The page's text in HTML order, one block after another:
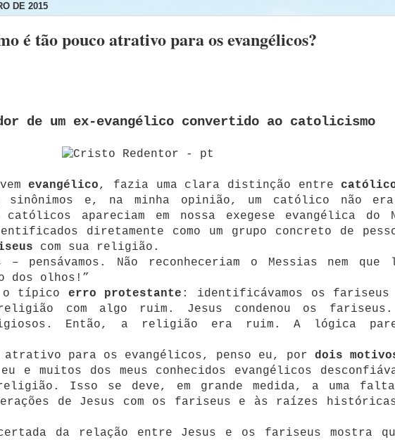
DE 2015
é tão pouco atrativo para os evangélicos?
de um ex-evangélico convertido ao catolicismo
evangélico, fazia uma clara distinção entre
sinônimos e, na minha opinião, um católico não era
apareciam em nossa exegese evangélica do
diretamente como um grupo concreto de
com sua religião.
pensávamos. Não reconheceriam o Messias nem que
dos olhos!”
o típico erro protestante : identificávamos os fariseus
com algo ruim. Jesus condenou os fariseus.
Então, a religião era ruim. A lógica
atrativo para os evangélicos, penso eu, por dois
e muitos dos meus conhecidos evangélicos
Isso se deve, em grande medida, a uma
de Jesus com os fariseus e às raízes
da relação entre Jesus e os fariseus mostra